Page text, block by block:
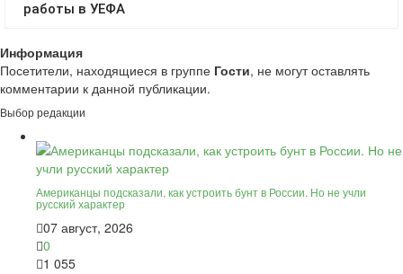
Информация
Посетители, находящиеся в группе Гости, не могут оставлять
комментарии к данной публикации.
Выбор редакции
Американцы подсказали, как устроить бунт в России. Но не учли
русский характер
07 август, 2026
0
1 055